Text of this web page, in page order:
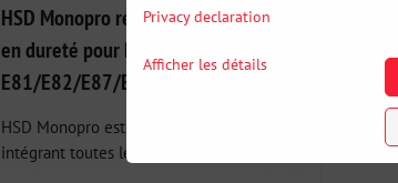
HSD Monopro réglable en hauteur et
en dureté pour BMW
E81/E82/E87/E88
HSD Monopro est le produit phare de HSD,
intégrant toutes les...
et en
HSD
Privacy declaration
Afficher les détails